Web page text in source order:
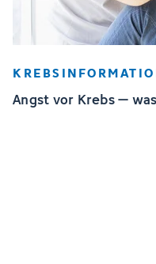
Angst vor Krebs –